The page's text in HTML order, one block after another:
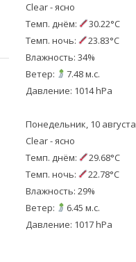
Clear - ясно
Темп. днём:
30.22°C
Темп. ночь:
23.83°C
Влажность: 34%
Ветер:
7.48 м.с.
Давление: 1014 hPa
Понедельник, 10 августа
Clear - ясно
Темп. днём:
29.68°C
Темп. ночь:
22.78°C
Влажность: 29%
Ветер:
6.45 м.с.
Давление: 1017 hPa